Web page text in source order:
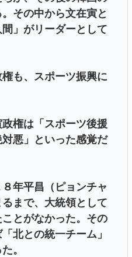
その中から文在寅と
」がリーダーとして
も、スポーツ振興に
権は「スポーツ後援
悪」といった感覚だ
年平昌（ピョンチャ
まで、大統領として
とがなかった。その
北との統一チーム」
。